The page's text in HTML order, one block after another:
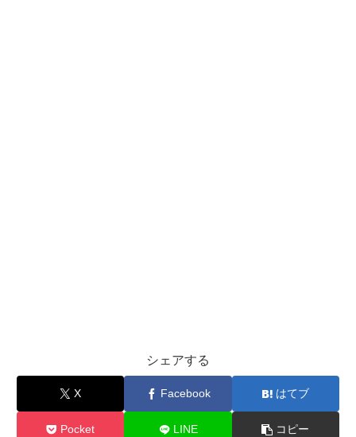
シェアする
X Facebook はてブ
Pocket LINE コピー